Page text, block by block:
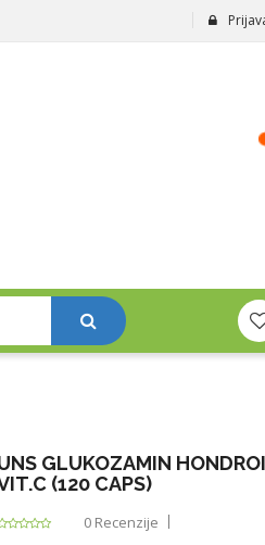
GLUKOZAMIN
(120 CAPS)
0 Recenzije